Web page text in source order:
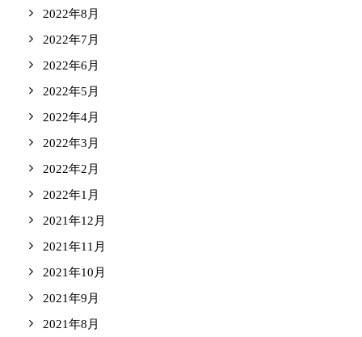
2022年8月
2022年7月
2022年6月
2022年5月
2022年4月
2022年3月
2022年2月
2022年1月
2021年12月
2021年11月
2021年10月
2021年9月
2021年8月